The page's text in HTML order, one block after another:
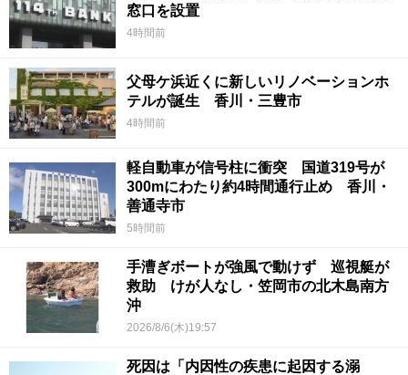
窓口を設置
4時間前
父母ケ浜近くに新しいリノベーションホ
テルが誕生 香川・三豊市
4時間前
軽自動車が信号柱に衝突 国道319号が
300mにわたり約4時間通行止め 香川・
善通寺市
5時間前
手漕ぎボートが強風で動けず 巡視艇が
救助 けが人なし・笠岡市の北木島南方
沖
2026/8/6(木)19:57
死因は「内因性の疾患に起因する溺